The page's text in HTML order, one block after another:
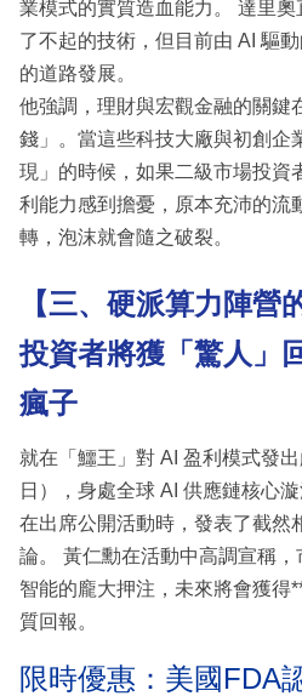
業模式的實質造血能力。 達里
了不起的技術，但目前由 AI 驅
的道路發展。
他強調，理財與宏觀金融的關鍵
錢」。當這些科技大廠與初創企
現」的時候，如果二級市場投資
利能力感到擔憂，原本充沛的流
轉，泡沫就會隨之破裂。
【三、硬派算力陣營
投資者將獲「驚人」
瘋子
就在「鱷王」對 AI 盈利模式發
日），身處全球 AI 供應鏈核心
在出席公開活動時，發表了截然
論。 黃仁勳在活動中高調宣稱
智能的龐大押注，未來將會獲得
質回報。
限時優惠：美國FDA